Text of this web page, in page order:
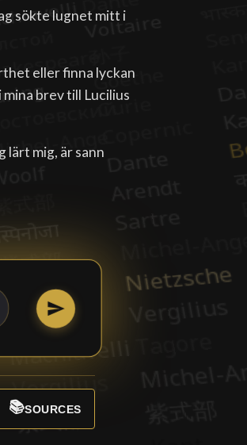
sökte lugnet mitt i
eller finna lyckan
brev till Lucilius
lärt mig, är sann
📚SOURCES